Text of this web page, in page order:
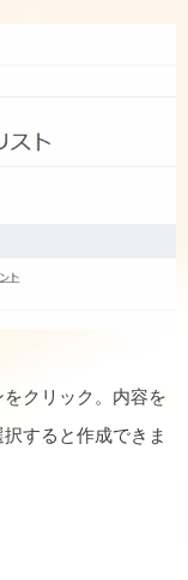
クリック。内容を
すると作成できま